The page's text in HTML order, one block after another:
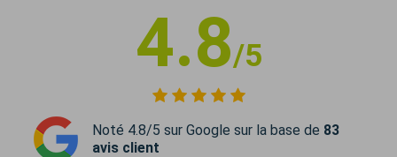
4.8/5
Noté 4.8/5 sur Google sur la base de 83
avis client